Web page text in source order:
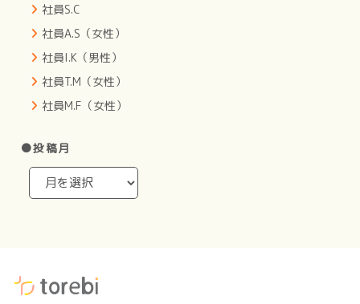
社員S.C
社員A.S（女性）
社員I.K（男性）
社員T.M（女性）
社員M.F（女性）
●投稿月